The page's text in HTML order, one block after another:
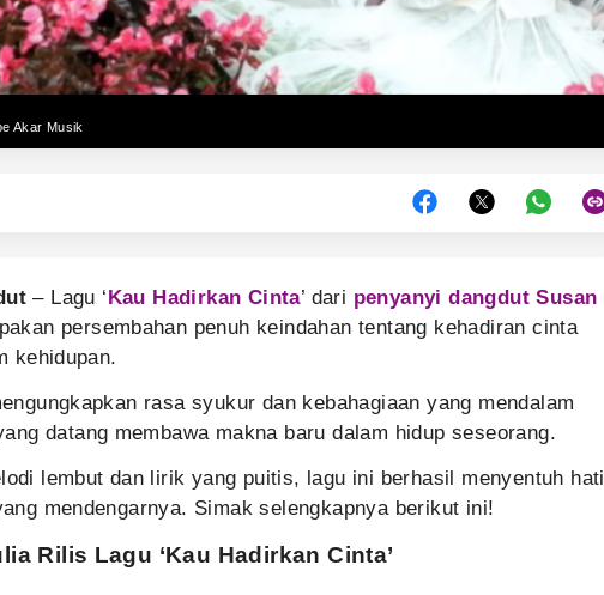
Akar Musik
– Lagu ‘Kau Hadirkan Cinta’ dari penyanyi dangdut Susan
persembahan penuh keindahan tentang kehadiran cinta
kehidupan.
rasa syukur dan kebahagiaan yang mendalam
datang membawa makna baru dalam hidup seseorang.
lembut dan lirik yang puitis, lagu ini berhasil menyentuh hati
mendengarnya. Simak selengkapnya berikut ini!
Rilis Lagu ‘Kau Hadirkan Cinta’